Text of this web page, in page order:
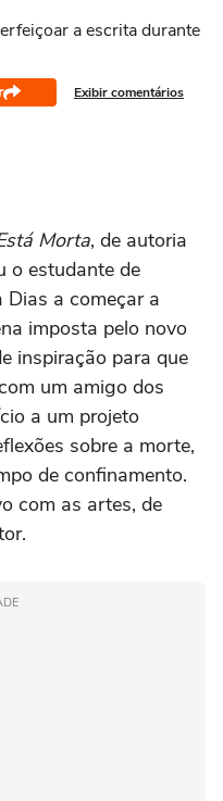
a escrita durante
Exibir comentários
Morta, de autoria
o estudante de
Dias a começar a
imposta pelo novo
inspiração para que
um amigo dos
a um projeto
sobre a morte,
de confinamento.
com as artes, de